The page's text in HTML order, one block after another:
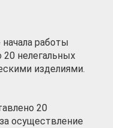
работы
нелегальных
изделиями.
20
осуществление